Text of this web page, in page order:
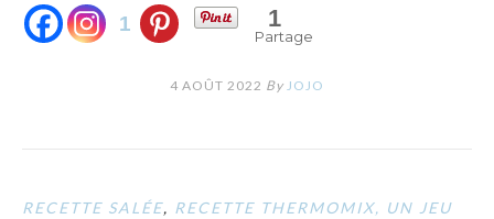
1 1
Partage
4 AOÛT 2022 By JOJO
RECETTE SALÉE, RECETTE THERMOMIX, UN JEU